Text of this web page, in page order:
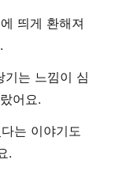
띄게 환해져
기는 느낌이 심
어요.
는 이야기도
.